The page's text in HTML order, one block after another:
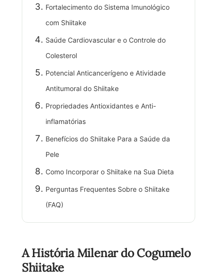
Fortalecimento do Sistema Imunológico
com Shiitake
Saúde Cardiovascular e o Controle do
Colesterol
Potencial Anticancerígeno e Atividade
Antitumoral do Shiitake
Propriedades Antioxidantes e Anti-
inflamatórias
Benefícios do Shiitake Para a Saúde da
Pele
Como Incorporar o Shiitake na Sua Dieta
Perguntas Frequentes Sobre o Shiitake
(FAQ)
A História Milenar do Cogumelo
Shiitake